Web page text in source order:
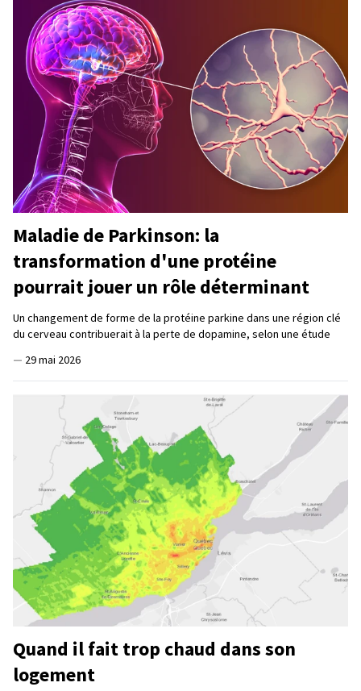
Maladie de Parkinson: la
transformation d'une protéine
pourrait jouer un rôle déterminant
Un changement de forme de la protéine parkine dans une région clé
du cerveau contribuerait à la perte de dopamine, selon une étude
— 29 mai 2026
Quand il fait trop chaud dans son
logement